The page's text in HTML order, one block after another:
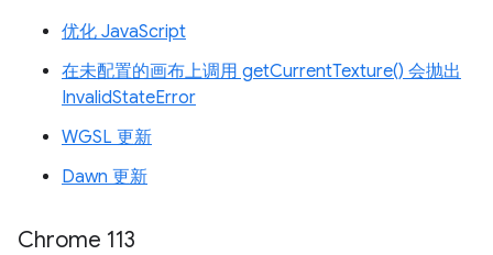
优化 JavaScript
在未配置的画布上调用 getCurrentTexture() 会抛出
InvalidStateError
WGSL 更新
Dawn 更新
Chrome 113